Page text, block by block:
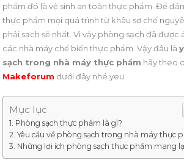
phẩm đó là vệ sinh an toàn thực phẩm. Để
thực phẩm mọi quá trình từ khâu sơ chế
phải sạch sẽ nhất. Vì vậy phòng sạch đã
các nhà máy chế biến thực phẩm. Vậy đâu là
sạch trong nhà máy thực phẩm hãy theo
Makeforum dưới đây nhé.yeu
Mục lục
Phòng sạch thực phẩm là gì?
Yêu cầu về phòng sạch trong nhà máy thực
Những lợi ích phòng sạch thực phẩm mang